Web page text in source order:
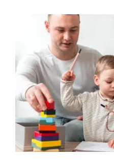
TDAH
Atendimento
psicológica
Psicoterapia